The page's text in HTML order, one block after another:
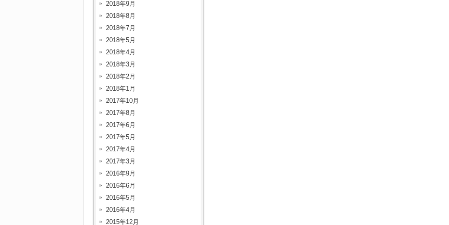
2018年9月
2018年8月
2018年7月
2018年5月
2018年4月
2018年3月
2018年2月
2018年1月
2017年10月
2017年8月
2017年6月
2017年5月
2017年4月
2017年3月
2016年9月
2016年6月
2016年5月
2016年4月
2015年12月